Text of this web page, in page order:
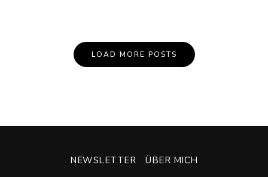
LOAD MORE POSTS
NEWSLETTER ÜBER MICH